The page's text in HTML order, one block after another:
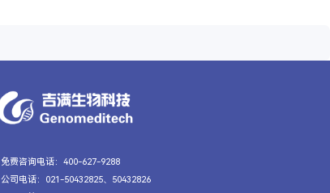
免费咨询电话：400-627-9288
公司电话：021-50432825、50432826